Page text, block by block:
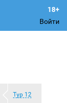
Войти
Тур 12